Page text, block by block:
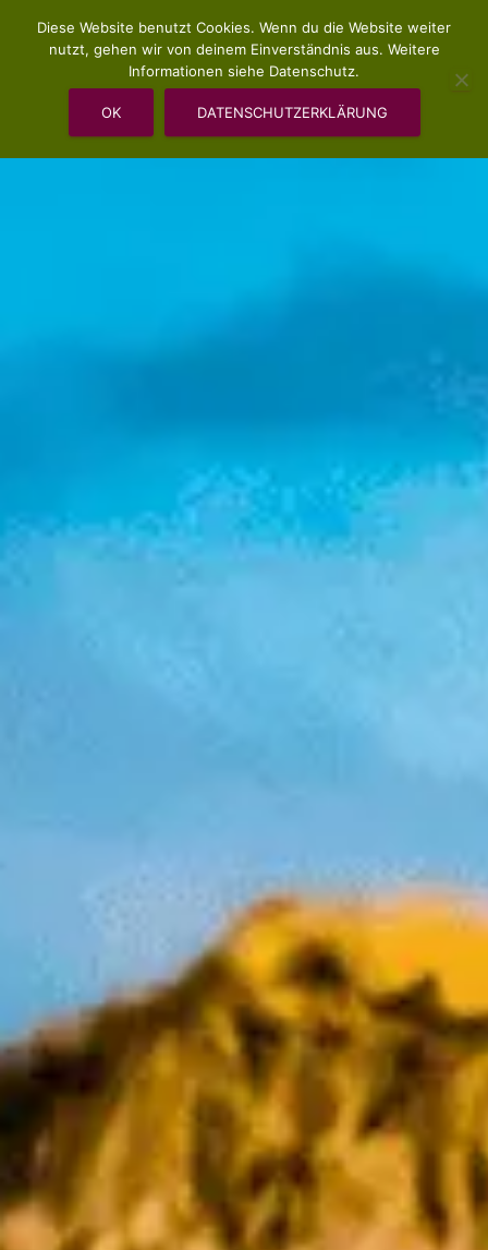
Diese Website benutzt Cookies. Wenn du die Website weiter
nutzt, gehen wir von deinem Einverständnis aus. Weitere
Informationen siehe Datenschutz.
OK DATENSCHUTZERKLÄRUNG